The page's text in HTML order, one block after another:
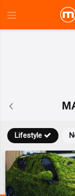
Lifestyle